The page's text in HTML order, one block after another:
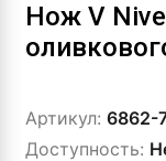
Нож V
Артикул: 6862-
Доступность: